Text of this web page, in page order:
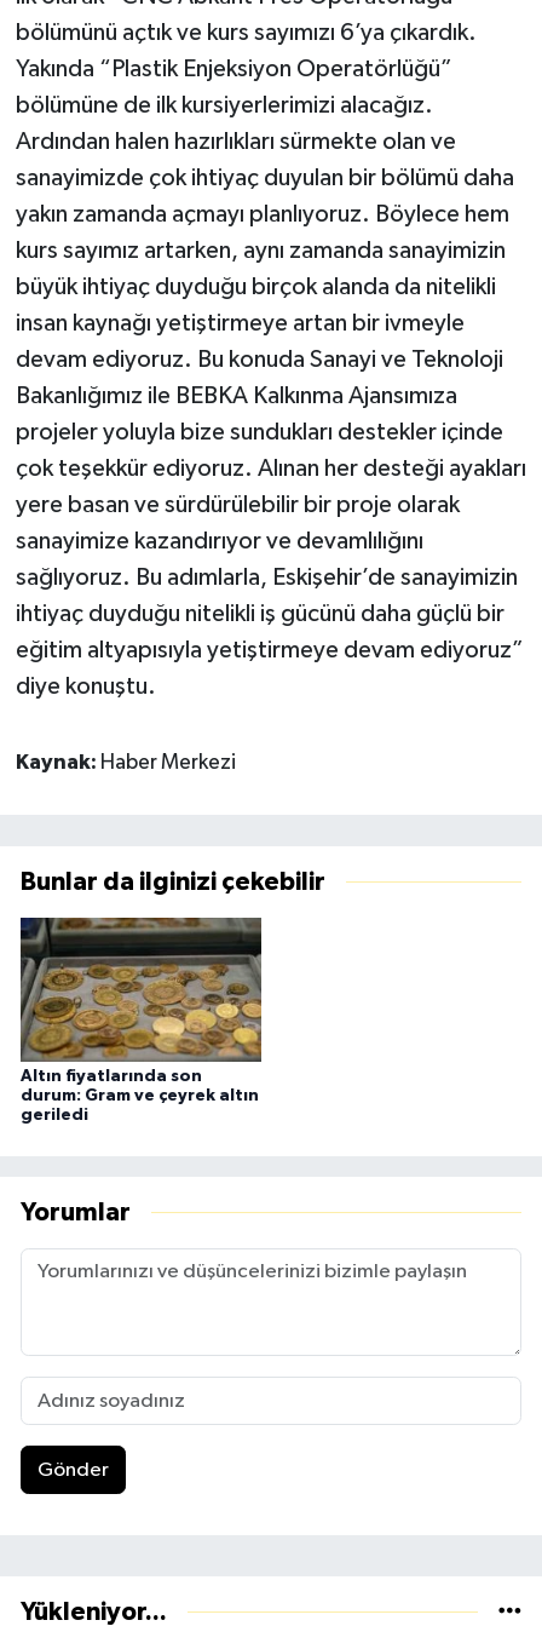
bölümünü açtık ve kurs sayımızı 6’ya çıkardık.
Yakında “Plastik Enjeksiyon Operatörlüğü”
bölümüne de ilk kursiyerlerimizi alacağız.
Ardından halen hazırlıkları sürmekte olan ve
sanayimizde çok ihtiyaç duyulan bir bölümü daha
yakın zamanda açmayı planlıyoruz. Böylece hem
kurs sayımız artarken, aynı zamanda sanayimizin
büyük ihtiyaç duyduğu birçok alanda da nitelikli
insan kaynağı yetiştirmeye artan bir ivmeyle
devam ediyoruz. Bu konuda Sanayi ve Teknoloji
Bakanlığımız ile BEBKA Kalkınma Ajansımıza
projeler yoluyla bize sundukları destekler içinde
çok teşekkür ediyoruz. Alınan her desteği ayakları
yere basan ve sürdürülebilir bir proje olarak
sanayimize kazandırıyor ve devamlılığını
sağlıyoruz. Bu adımlarla, Eskişehir’de sanayimizin
ihtiyaç duyduğu nitelikli iş gücünü daha güçlü bir
eğitim altyapısıyla yetiştirmeye devam ediyoruz”
diye konuştu.
Kaynak: Haber Merkezi
Bunlar da ilginizi çekebilir
Altın fiyatlarında son
durum: Gram ve çeyrek altın
geriledi
Yorumlar
Gönder
Yükleniyor...